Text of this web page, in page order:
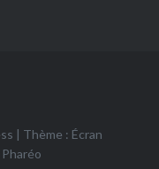
| Thème : Écran
Pharéo